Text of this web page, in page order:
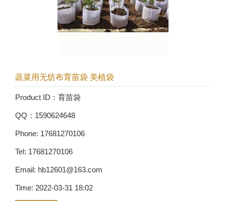
蔬菜用无纺布育苗袋 美植袋
Product ID：育苗袋
QQ：1590624648
Phone: 17681270106
Tel: 17681270106
Email: hb12601@163.com
Time: 2022-03-31 18:02